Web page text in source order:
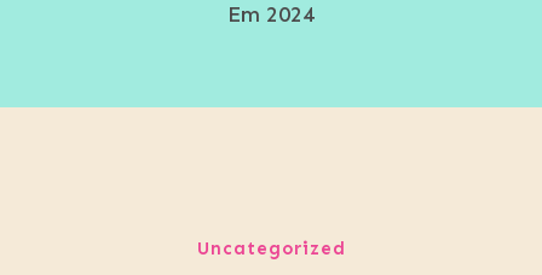
Em 2024
Uncategorized